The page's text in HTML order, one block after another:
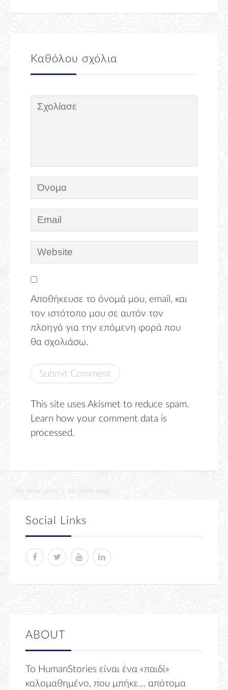
Καθόλου σχόλια
Αποθήκευσε το όνομά μου, email, και
τον ιστότοπο μου σε αυτόν τον
πλοηγό για την επόμενη φορά που
θα σχολιάσω.
This site uses Akismet to reduce spam.
Learn how your comment data is
processed.
No more posts No more posts
Social Links
ABOUT
Το HumanStories είναι ένα «παιδί»
καλομαθημένο, που μπήκε… απότομα